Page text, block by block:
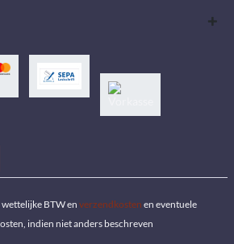
BTW en verzendkosten en eventuele
indien niet anders beschreven